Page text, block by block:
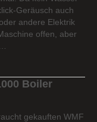
Geräusch auch
andere Elektrik
offen, aber
Boiler
gekauften WMF